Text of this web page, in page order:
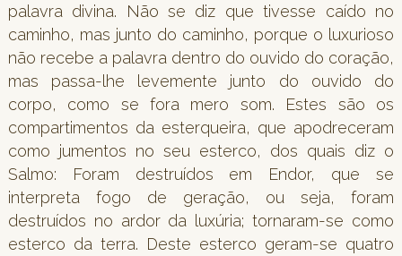
palavra divina. Não se diz que tivesse caído no
caminho, mas junto do caminho, porque o luxurioso
não recebe a palavra dentro do ouvido do coração,
mas passa-lhe levemente junto do ouvido do
corpo, como se fora mero som. Estes são os
compartimentos da esterqueira, que apodreceram
como jumentos no seu esterco, dos quais diz o
Salmo: Foram destruídos em Endor, que se
interpreta fogo de geração, ou seja, foram
destruídos no ardor da luxúria; tornaram-se como
esterco da terra. Deste esterco geram-se quatro